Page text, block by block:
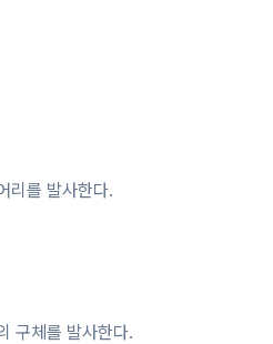
리를 발사한다.
구체를 발사한다.